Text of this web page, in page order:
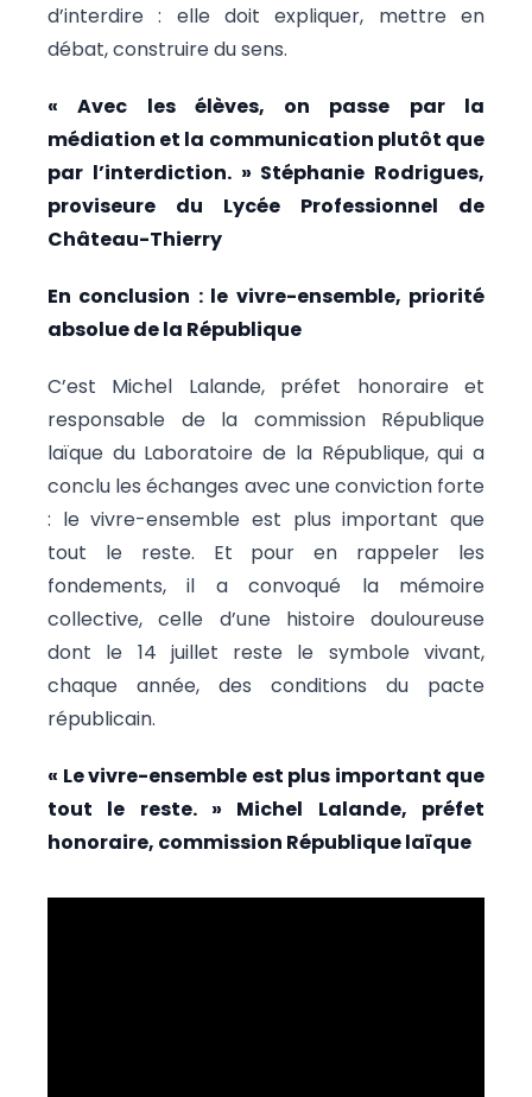
d’interdire : elle doit expliquer, mettre en
débat, construire du sens.
« Avec les élèves, on passe par la
médiation et la communication plutôt que
par l’interdiction. » Stéphanie Rodrigues,
proviseure du Lycée Professionnel de
Château-Thierry
En conclusion : le vivre-ensemble, priorité
absolue de la République
C’est Michel Lalande, préfet honoraire et
responsable de la commission République
laïque du Laboratoire de la République, qui a
conclu les échanges avec une conviction forte
: le vivre-ensemble est plus important que
tout le reste. Et pour en rappeler les
fondements, il a convoqué la mémoire
collective, celle d’une histoire douloureuse
dont le 14 juillet reste le symbole vivant,
chaque année, des conditions du pacte
républicain.
« Le vivre-ensemble est plus important que
tout le reste. » Michel Lalande, préfet
honoraire, commission République laïque